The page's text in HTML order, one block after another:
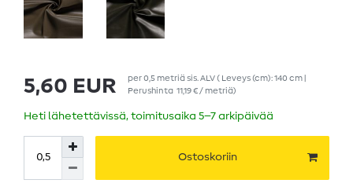
5,60 EUR per0,5 metriäsis. ALV( Leveys (cm): 140 cm |
Perushinta 11,19 € / metriä)
Heti lähetettävissä, toimitusaika 5–7 arkipäivää
Ostoskoriin